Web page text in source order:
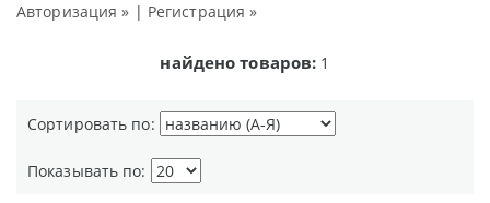
Авторизация » | Регистрация »
найдено товаров: 1
Сортировать по:
Показывать по: